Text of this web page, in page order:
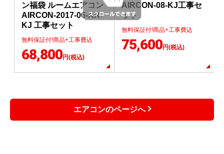
ン福袋 ルームエアコン
AIRCON-2017-06-AR-
KJ 工事セット
無料保証付!商品+工事費込
68,800円(税込)
AIRCON-08-KJ工事セ
ット
無料保証付!商品+工事費込
75,600円(税込)
エアコンのページへ